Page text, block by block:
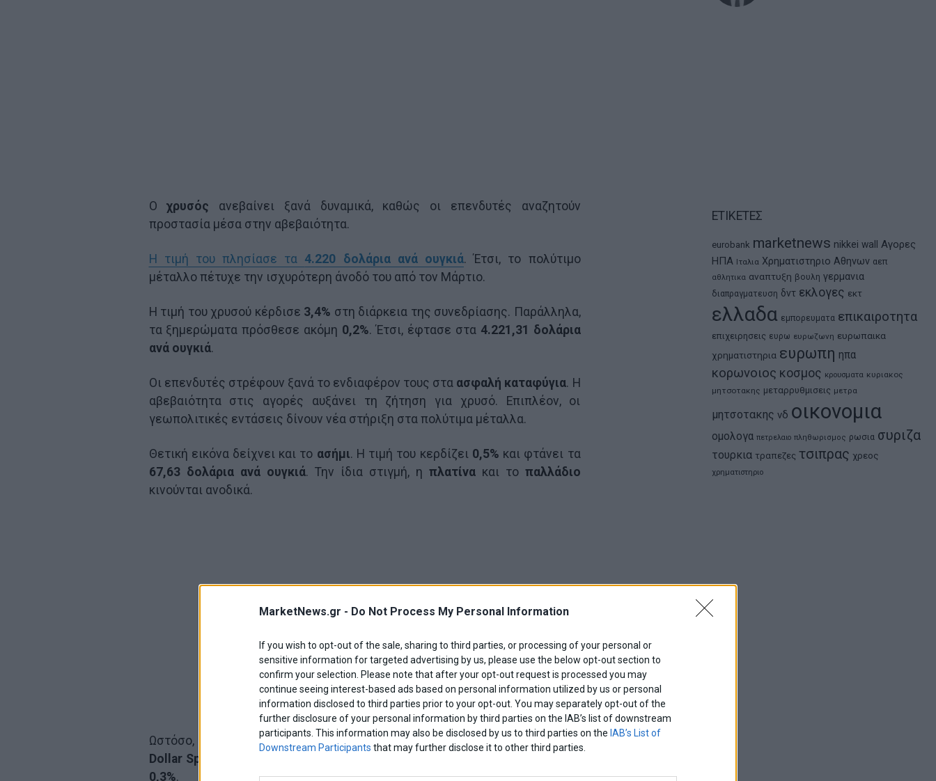
MarketNews.gr - Do Not Process My Personal Information
If you wish to opt-out of the sale, sharing to third parties, or processing of your personal or
sensitive information for targeted advertising by us, please use the below opt-out section to
confirm your selection. Please note that after your opt-out request is processed you may
continue seeing interest-based ads based on personal information utilized by us or personal
information disclosed to third parties prior to your opt-out. You may separately opt-out of the
further disclosure of your personal information by third parties on the IAB’s list of downstream
participants. This information may also be disclosed by us to third parties on the IAB’s List of
Downstream Participants that may further disclose it to other third parties.
Οχρυσός ανεβαίνει ξανά δυναμικά, καθώς οι επενδυτές αναζητούν
προστασία μέσα στην αβεβαιότητα.
Η τιμή του πλησίασε τα 4.220 δολάρια ανά ουγκιά. Έτσι, το πολύτιμο
μέταλλο πέτυχε την ισχυρότερη άνοδό του από τον Μάρτιο.
Η τιμή του χρυσού κέρδισε 3,4% στη διάρκεια της συνεδρίασης. Παράλληλα,
τα ξημερώματα πρόσθεσε ακόμη 0,2%. Έτσι, έφτασε στα 4.221,31 δολάρια
ανά ουγκιά.
Οι επενδυτές στρέφουν ξανά το ενδιαφέρον τους στα ασφαλή καταφύγια. Η
αβεβαιότητα στις αγορές αυξάνει τη ζήτηση για χρυσό. Επιπλέον, οι
γεωπολιτικές εντάσεις δίνουν νέα στήριξη στα πολύτιμα μέταλλα.
Θετική εικόνα δείχνει και το ασήμι. Η τιμή του κερδίζει 0,5% και φτάνει τα
67,63 δολάρια ανά ουγκιά. Την ίδια στιγμή, η πλατίνακαι το παλλάδιο
κινούνται ανοδικά.
Ωστόσο, η πορεία του δολαρίου παίζει κρίσιμο ρόλο. Ο δείκτηςBloomberg
Dollar Spot
0,3%.
ΕΤΙΚΕΤΕΣ
eurobank marketnews nikkei wall
Αγορες
ΗΠΑ Ιταλια Χρηματιστηριο Αθηνων αεπ
αθλητικα αναπτυξη βουλη γερμανια
διαπραγματευση δντ εκλογες εκτ
ελλαδα εμπορευματα επικαιροτητα
επιχειρησεις ευρω ευρωζωνη ευρωπαικα
χρηματιστηρια ευρωπη ηπα
κορωνοιος κοσμος κρουσματα κυριακος
μητσοτακης μεταρρυθμισεις μετρα
μητσοτακης νδ οικονομια
ομολογα πετρελαιο πληθωρισμος ρωσια συριζα
τουρκια τραπεζες τσιπρας χρεος
χρηματιστηριο